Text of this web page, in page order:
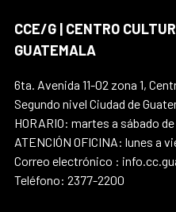
CCE/G | CENTRO
GUATEMALA
6ta. Avenida 11-02 zona 1,
Segundo nivel Ciudad de
HORARIO: martes a sábado
ATENCIÓN OFICINA: lunes a
Correo electrónico :
Teléfono: 2377-2200